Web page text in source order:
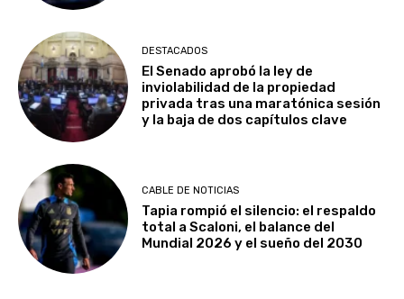
DESTACADOS
El Senado aprobó la ley de
inviolabilidad de la propiedad
privada tras una maratónica sesión
y la baja de dos capítulos clave
CABLE DE NOTICIAS
Tapia rompió el silencio: el respaldo
total a Scaloni, el balance del
Mundial 2026 y el sueño del 2030